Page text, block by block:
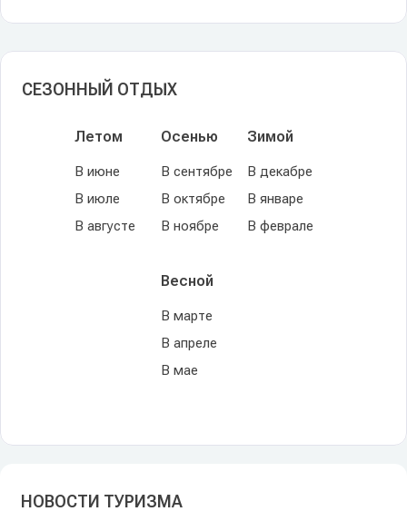
СЕЗОННЫЙ ОТДЫХ
Летом
В июне
В июле
В августе
Осенью
В сентябре
В октябре
В ноябре
Зимой
В декабре
В январе
В феврале
Весной
В марте
В апреле
В мае
НОВОСТИ ТУРИЗМА